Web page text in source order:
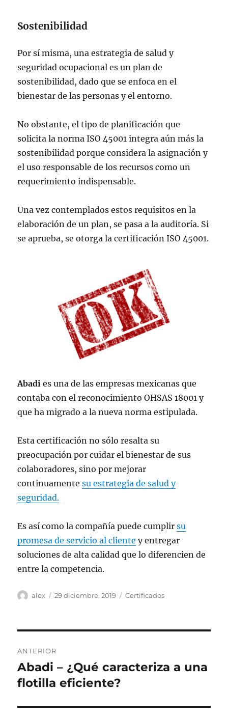
Sostenibilidad
Por sí misma, una estrategia de salud y
seguridad ocupacional es un plan de
sostenibilidad, dado que se enfoca en el
bienestar de las personas y el entorno.
No obstante, el tipo de planificación que
solicita la norma ISO 45001 integra aún más la
sostenibilidad porque considera la asignación y
el uso responsable de los recursos como un
requerimiento indispensable.
Una vez contemplados estos requisitos en la
elaboración de un plan, se pasa a la auditoría. Si
se aprueba, se otorga la certificación ISO 45001.
Abadies una de las empresas mexicanas que
contaba con el reconocimiento OHSAS 18001 y
que ha migrado a la nueva norma estipulada.
Esta certificación no sólo resalta su
preocupación por cuidar el bienestar de sus
colaboradores, sino por mejorar
continuamentesu estrategia de salud y
seguridad.
Es así como la compañía puede cumplirsu
promesa de servicio al cliente y entregar
soluciones de alta calidad que lo diferencien de
entre la competencia.
Autor
alex
Publicado
29 diciembre, 2019 Categorías
Certificados
de
entradas
ANTERIOR
Entrada
anterior:
Abadi – ¿Qué caracteriza a una
flotilla eficiente?